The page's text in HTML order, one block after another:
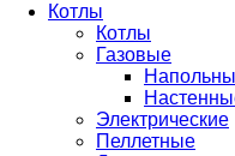
Котлы
Котлы
Газовые
Электрические
Пеллетные